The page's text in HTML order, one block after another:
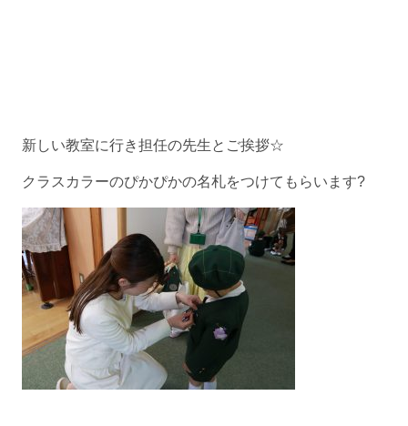
新しい教室に行き担任の先生とご挨拶☆
クラスカラーのぴかぴかの名札をつけてもらいます?